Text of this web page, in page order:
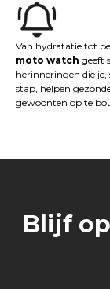
Van hydratatie tot
moto watch geeft
herinneringen die
stap, helpen
gewoonten op te
Blijf